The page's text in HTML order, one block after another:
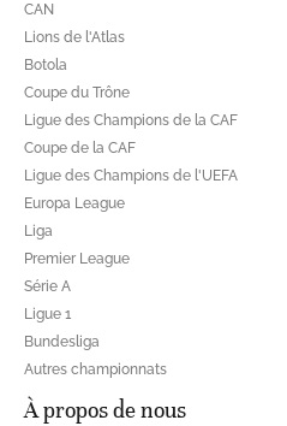
CAN
Lions de l'Atlas
Botola
Coupe du Trône
Ligue des Champions de la CAF
Coupe de la CAF
Ligue des Champions de l'UEFA
Europa League
Liga
Premier League
Série A
Ligue 1
Bundesliga
Autres championnats
À propos de nous